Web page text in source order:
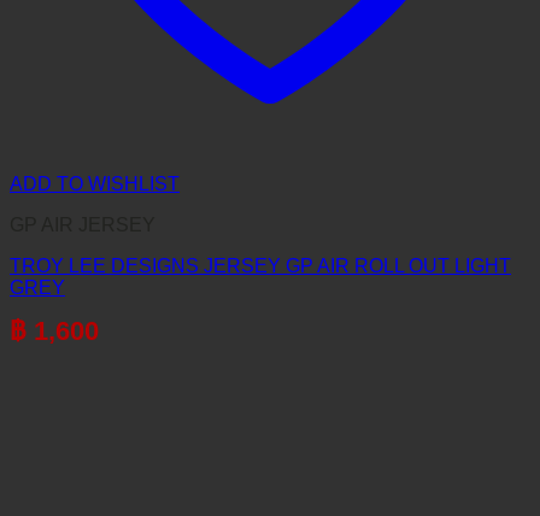
ADD TO WISHLIST
TROY LEE DESIGNS JERSEY GP AIR ROLL OUT LIGHT
GREY
฿ 1,600